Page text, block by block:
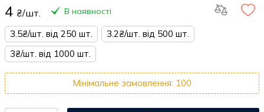
4 ₴/шт. В наявності
3.5₴/шт. від 250 шт.
3.2₴/шт. від 500 шт.
3₴/шт. від 1000 шт.
Мінімальне замовлення: 100